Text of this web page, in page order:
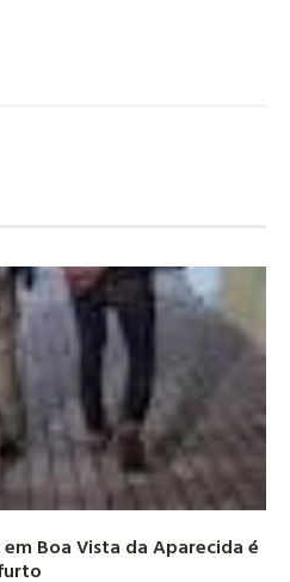
Boa Vista da Aparecida é